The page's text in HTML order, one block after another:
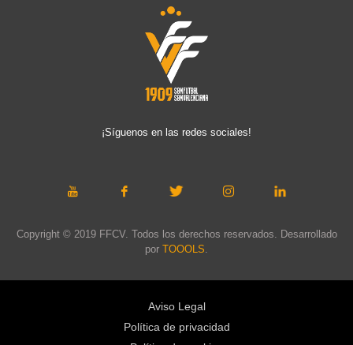
¡Síguenos en las redes sociales!
Copyright © 2019 FFCV. Todos los derechos reservados. Desarrollado
por TOOOLS.
Aviso Legal
Política de privacidad